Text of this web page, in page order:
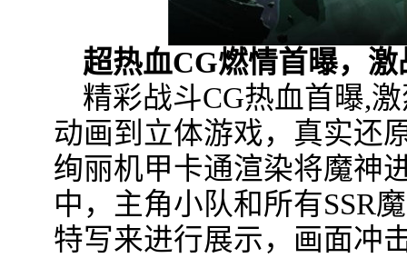
超热血CG燃情首曝，
精彩战斗CG热血首曝,
动画到立体游戏，真实还
绚丽机甲卡通渲染将魔神
中，主角小队和所有SSR
特写来进行展示，画面冲